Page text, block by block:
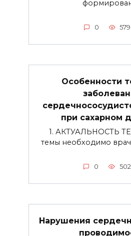
0 579
Особенности
при сахарном
1. АКТУАЛЬНОСТЬ
темы необходимо
0 502
Нарушения